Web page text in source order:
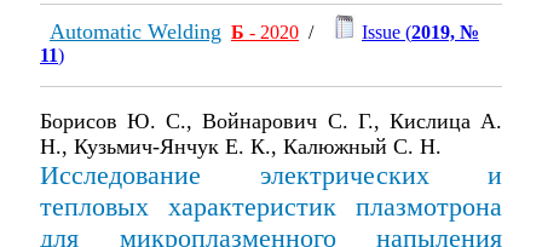
Automatic Welding Б - 2020 / Issue (2019, №
11)
Борисов Ю. С., Войнарович С. Г., Кислица А.
Н., Кузьмич-Янчук Е. К., Калюжный С. Н.
Исследование электрических и
тепловых характеристик плазмотрона
для микроплазменного напыления